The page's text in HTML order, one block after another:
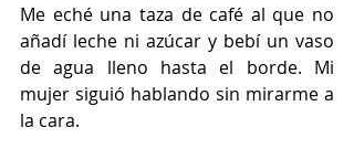
Me eché una taza de café al que no
añadí leche ni azúcar y bebí un vaso
de agua lleno hasta el borde. Mi
mujer siguió hablando sin mirarme a
la cara.